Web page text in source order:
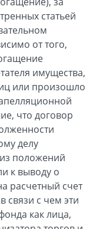
статьей
от того,
имущества,
или произошло
что договор
делу
положений
к выводу о
расчетный счет
связи с чем эти
как лица,